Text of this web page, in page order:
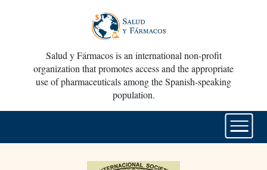
Salud y Fármacos is an international non-profit
organization that promotes access and the appropriate
use of pharmaceuticals among the Spanish-speaking
population.